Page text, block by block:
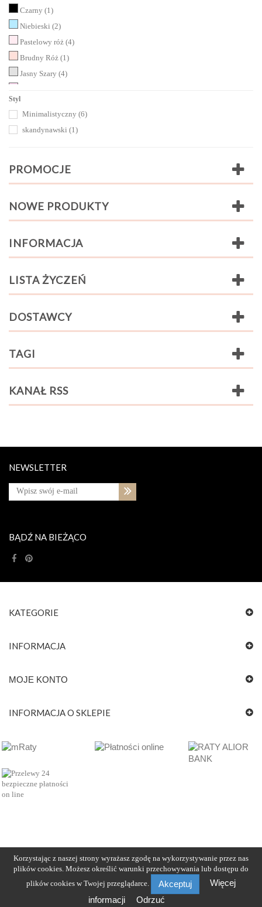
Czarny (1)
Niebieski (2)
Pastelowy róż (4)
Brudny Róż (1)
Jasny Szary (4)
Lakierowane bezbarwny
z próbnika RAL (1)
Styl
Minimalistyczny (6)
skandynawski (1)
PROMOCJE
NOWE PRODUKTY
INFORMACJA
LISTA ŻYCZEŃ
DOSTAWCY
TAGI
KANAŁ RSS
NEWSLETTER
BĄDŹ NA BIEŻĄCO
KATEGORIE
INFORMACJA
MOJE KONTO
INFORMACJA O SKLEPIE
Korzystając z naszej strony wyrażasz zgodę na wykorzystywanie przez nas
plików cookies. Możesz określić warunki przechowywania lub dostępu do
plików cookies w Twojej przeglądarce.
Akceptuj
Więcej
informacji
Odrzuć